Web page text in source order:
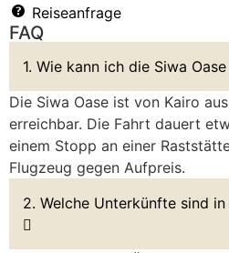
Reiseanfrage
FAQ
1. Wie kann ich die Siwa
Die Siwa Oase ist von Kairo
erreichbar. Die Fahrt dauert
einem Stopp an einer
Flugzeug gegen Aufpreis.
2. Welche Unterkünfte sind